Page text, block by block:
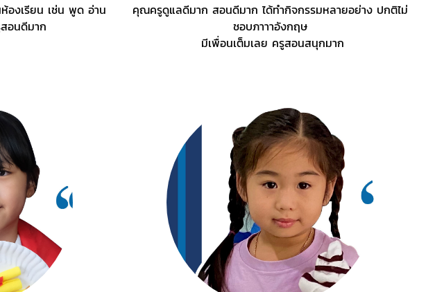
ห้องเรียน เช่น พูด อ่าน
อนดีมาก
คุณครูดูแลดีมาก สอนดีมาก ได้ทำกิจกรรมหลายอย่าง ปกติไม่
ชอบภาาาอังกฤษ
มีเพื่อนเต็มเลย ครูสอนสนุกมาก